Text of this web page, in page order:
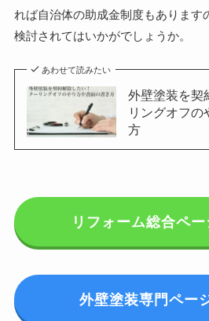
れば自治体の助成金制度もあります
検討されてはいかがでしょうか。
あわせて読みたい
外壁塗装を契
リングオフの
方
リフォーム総合ペ
外壁塗装専門ペー